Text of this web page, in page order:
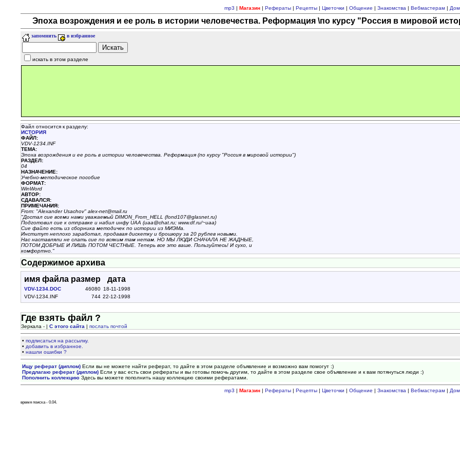
mp3 | Магазин| Рефераты| Рецепты| Цветочки | Общение | Знакомства | Вебмастерам|
Эпоха возрождения и ее роль в истории человечества. Реформация \по курсу "Россия в мировой
запомнить в избранное
искать в этом разделе
Файл относится к разделу:
ИСТОРИЯ
ФАЙЛ:
VDV-1234.INF
ТЕМА:
Эпоха возрождения и ее роль в истории человечества. Реформация (по курсу "Россия в мировой истории")
РАЗДЕЛ:
04
НАЗHАЧЕНИЕ:
Учебно-методическое пособие
ФОРМАТ:
WinWord
АВТОР:
СДАВАЛСЯ:
ПРИМЕЧАНИЯ:
From: "Alexander Usachov" alex-net@mail.ru
"Достал сие всеми нами уважаемый DIMON_From_HELL (fond107@glasnet.ru)
Подготовил сие к отправке и набил инфу UAA (uaa@chat.ru; www.df.ru/~uaa)
Сие файло есть из сборника методичек по истории из МИЭМа.
Институт неплохо заработал, продавая дискетку и брошюру за 20 рублев новыми.
Нас наставляли не слать сие по всяким там нетам. НО МЫ ЛЮДИ СНАЧАЛА НЕ ЖАДНЫЕ,
ПОТОМ ДОБРЫЕ И ЛИШЬ ПОТОМ ЧЕСТНЫЕ. Теперь все это ваше. Пользуйтесь! И сухо, и
комфортно."
Содержимое архива
имя файла размер дата
VDV-1234.DOC 46080 18-11-1998
VDV-1234.INF
744 22-12-1998
Где взять файл ?
Зеркала - |С этого сайта |послать почтой
•подписаться на рассылку.
• добавить в избранное.
•нашли ошибки ?
Ищу реферат (диплом) Если вы не можете найти реферат, то дайте в этом разделе объявление и возможно вам помогут :)
Предлагаю реферат (диплом) Если у вас есть свои рефераты и вы готовы помочь другим, то дайте в этом разделе свое объявление и к вам потянуться люди :)
Пополнить коллекцию Здесь вы можете пополнить нашу коллекцию своими рефератами.
mp3 | Магазин| Рефераты| Рецепты| Цветочки | Общение | Знакомства | Вебмастерам|
время поиска - 0.04.